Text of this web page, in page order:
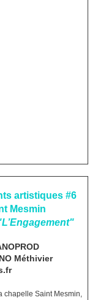
artistiques #6
Mesmin
Méthivier
chapelle Saint Mesmin,